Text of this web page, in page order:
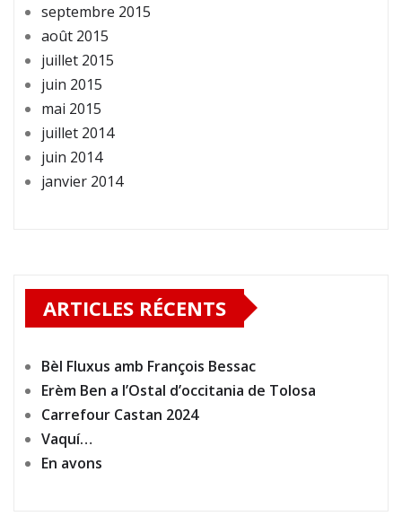
septembre 2015
août 2015
juillet 2015
juin 2015
mai 2015
juillet 2014
juin 2014
janvier 2014
ARTICLES RÉCENTS
Bèl Fluxus amb François Bessac
Erèm Ben a l’Ostal d’occitania de Tolosa
Carrefour Castan 2024
Vaquí…
En avons